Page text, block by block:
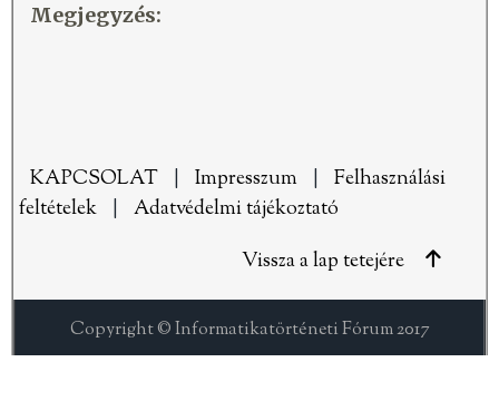
Megjegyzés:
KAPCSOLAT Impresszum
Felhasználási
feltételek
Adatvédelmi tájékoztató
Vissza a lap tetejére
Copyright © Informatikatörténeti Fórum 2017